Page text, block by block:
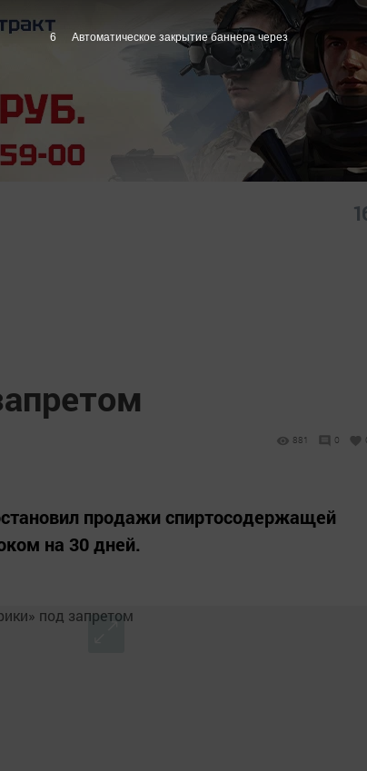
881 0
продажи спиртосодержащей
на 30 дней.
5 Автоматическое закрытие баннера через